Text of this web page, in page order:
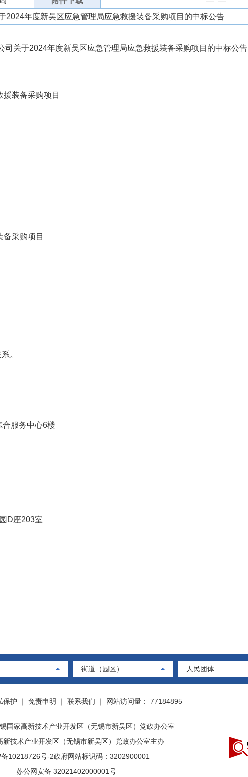
2024年度新吴区应急管理局应急救援装备采购项目的中标公告
关于2024年度新吴区应急管理局应急救援装备采购项目的中标公告
装备采购项目
采购项目
。
服务中心6楼
D座203室
街道（园区） 人民团体
保护 ｜ 免责申明 ｜ 联系我们 ｜ 网站访问量： 77184895
国家高新技术产业开发区（无锡市新吴区）党政办公室
新技术产业开发区（无锡市新吴区）党政办公室主办
10218726号-2政府网站标识码：3202900001
苏公网安备 32021402000001号